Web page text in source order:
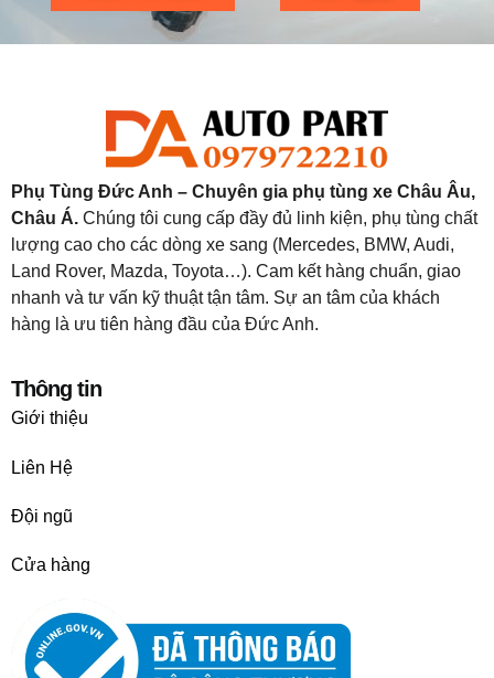
Phụ Tùng Đức Anh – Chuyên gia phụ tùng xe Châu Âu,
Châu Á. Chúng tôi cung cấp đầy đủ linh kiện, phụ tùng chất
lượng cao cho các dòng xe sang (Mercedes, BMW, Audi,
Land Rover, Mazda, Toyota…). Cam kết hàng chuẩn, giao
nhanh và tư vấn kỹ thuật tận tâm. Sự an tâm của khách
hàng là ưu tiên hàng đầu của Đức Anh.
Thông tin
Giới thiệu
Liên Hệ
Đội ngũ
Cửa hàng